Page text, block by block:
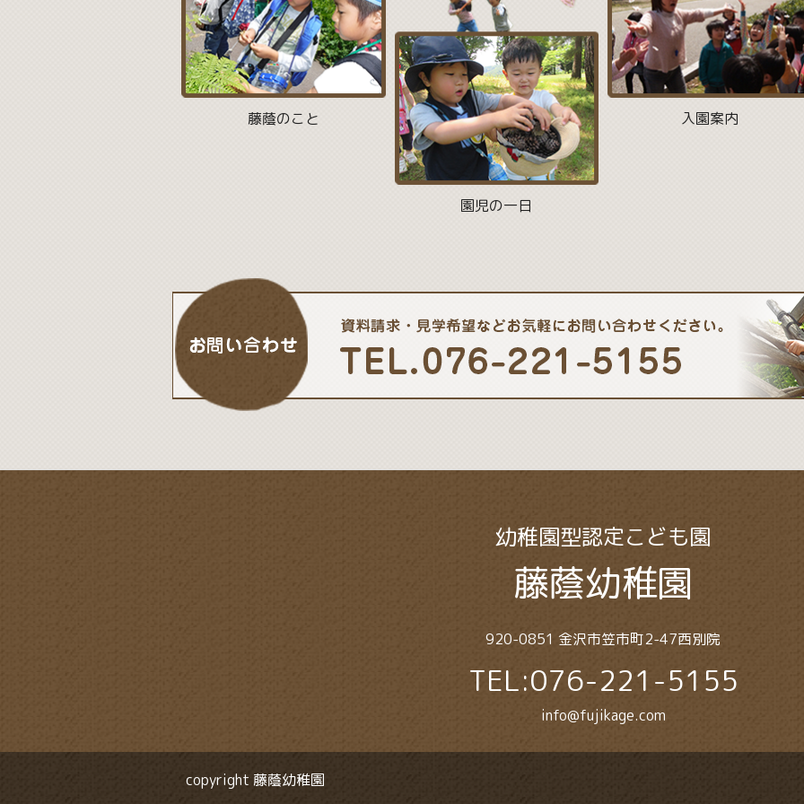
藤蔭のこと
園児の一日
入園案内
幼稚園型認定こども園
藤蔭幼稚園
920-0851 金沢市笠市町2-47西別院
TEL:076-221-5155
info@fujikage.com
copyright 藤蔭幼稚園